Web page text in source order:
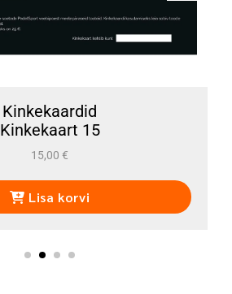
Kinkekaardid
Kinkekaart 15
15,00 €
Lisa korvi